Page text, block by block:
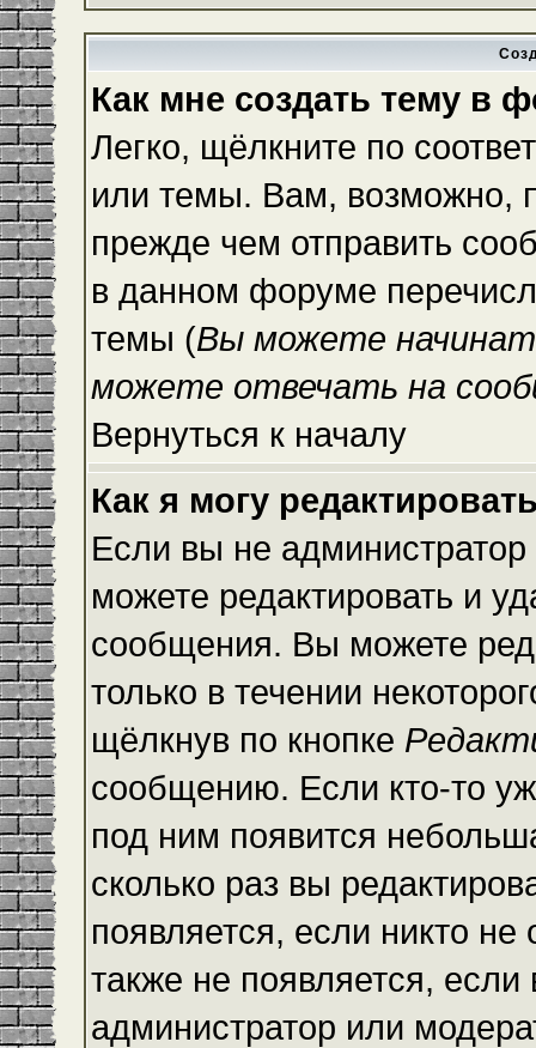
Как мне создать тему в
Легко, щёлкните по
или темы. Вам, возможно,
прежде чем отправить
в данном форуме
темы (Вы можете
можете отвечать на
Вернуться к началу
Как я могу
Если вы не
можете редактировать и
сообщения. Вы можете
только в течении
щёлкнув по кнопке
сообщению. Если кто-то
под ним появится
сколько раз вы
появляется, если никто
также не появляется,
администратор или